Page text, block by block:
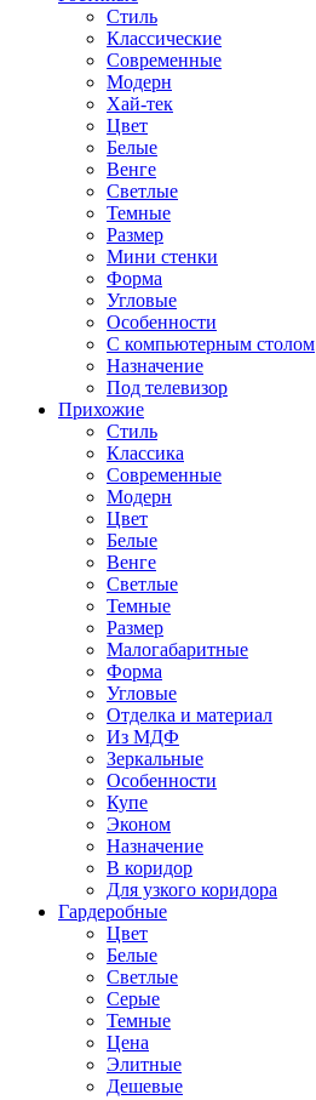
Стиль
Классические
Современные
Модерн
Хай-тек
Цвет
Белые
Венге
Светлые
Темные
Размер
Мини стенки
Форма
Угловые
Особенности
С компьютерным столом
Назначение
Под телевизор
Прихожие
Стиль
Классика
Современные
Модерн
Цвет
Белые
Венге
Светлые
Темные
Размер
Малогабаритные
Форма
Угловые
Отделка и материал
Из МДФ
Зеркальные
Особенности
Купе
Эконом
Назначение
В коридор
Для узкого коридора
Гардеробные
Цвет
Белые
Светлые
Серые
Темные
Цена
Элитные
Дешевые